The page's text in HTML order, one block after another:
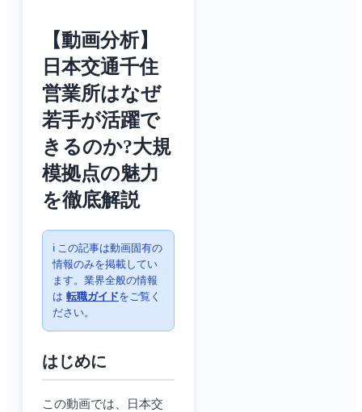
【動画分析】
日本交通千住
営業所はなぜ
若手が活躍で
きるのか?大規
模拠点の魅力
を徹底解説
ℹ️ この記事は動画固有の
情報のみを掲載してい
ます。業界全般の情報
は 転職ガイドをご覧く
ださい。
はじめに
この動画では、日本交